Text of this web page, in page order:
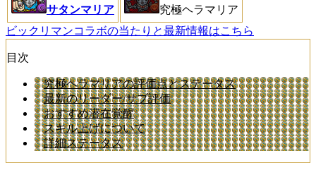
サタンマリア
究極ヘラマリア
ビックリマンコラボの当たりと最新情報はこちら
目次
究極ヘラマリアの評価点とステータス
最新のリーダー/サブ評価
おすすめ潜在覚醒
スキル上げについて
詳細ステータス